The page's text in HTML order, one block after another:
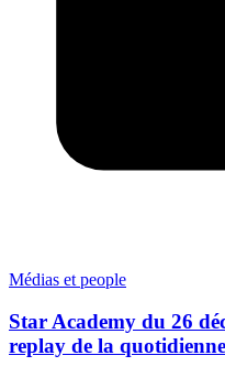
Médias et people
Star Academy du 26
replay de la quotidienne